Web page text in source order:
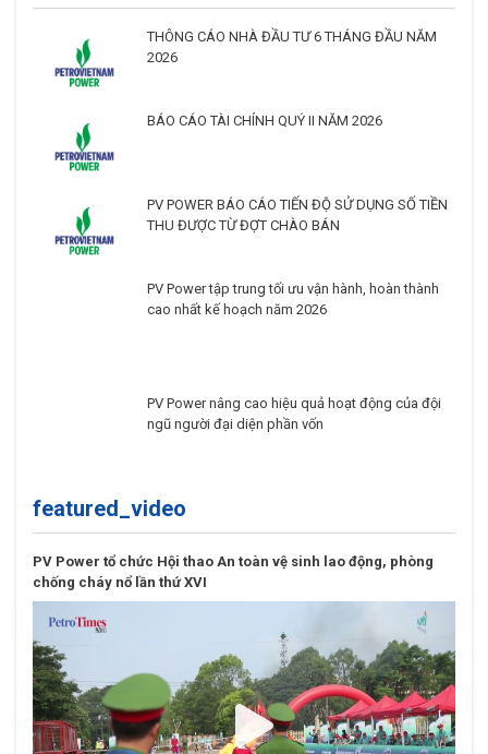
THÔNG CÁO NHÀ ĐẦU TƯ 6 THÁNG ĐẦU NĂM
2026
BÁO CÁO TÀI CHÍNH QUÝ II NĂM 2026
PV POWER BÁO CÁO TIẾN ĐỘ SỬ DỤNG SỐ TIỀN
THU ĐƯỢC TỪ ĐỢT CHÀO BÁN
PV Power tập trung tối ưu vận hành, hoàn thành
cao nhất kế hoạch năm 2026
PV Power nâng cao hiệu quả hoạt động của đội
ngũ người đại diện phần vốn
featured_video
PV Power tổ chức Hội thao An toàn vệ sinh lao động, phòng
chống cháy nổ lần thứ XVI